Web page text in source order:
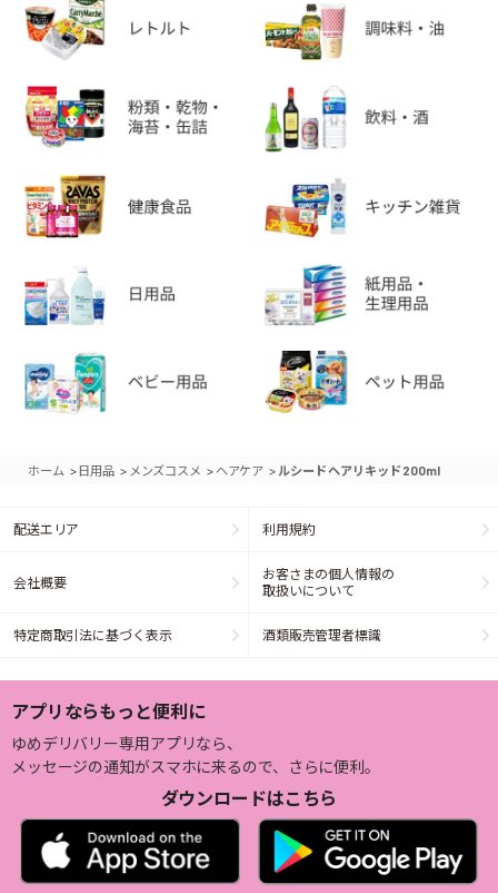
ホーム > 日用品 > メンズコスメ > ヘアケア > ルシード ヘアリキッド 200ml
配送エリア 利用規約
会社概要
お客さまの個人情報の
取扱いについて
特定商取引法に基づく表示 酒類販売管理者標識
アプリならもっと便利に
ゆめデリバリー専用アプリなら、
メッセージの通知がスマホに来るので、さらに便利。
ダウンロードはこちら